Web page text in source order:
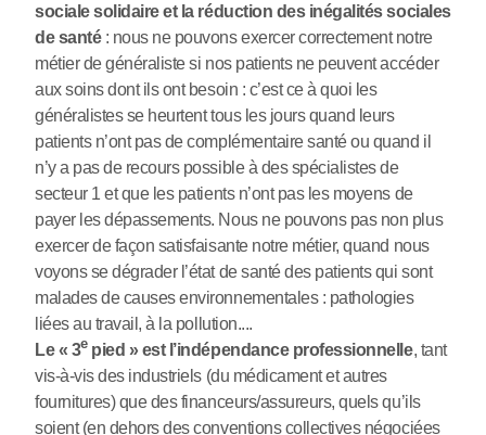
sociale solidaire et la réduction des inégalités sociales
de santé: nous ne pouvons exercer correctement notre
métier de généraliste si nos patients ne peuvent accéder
aux soins dont ils ont besoin : c’est ce à quoi les
généralistes se heurtent tous les jours quand leurs
patients n’ont pas de complémentaire santé ou quand il
n’y a pas de recours possible à des spécialistes de
secteur 1 et que les patients n’ont pas les moyens de
payer les dépassements. Nous ne pouvons pas non plus
exercer de façon satisfaisante notre métier, quand nous
voyons se dégrader l’état de santé des patients qui sont
malades de causes environnementales : pathologies
liées au travail, à la pollution....
Le « 3epied » est l’indépendance professionnelle, tant
vis-à-vis des industriels (du médicament et autres
fournitures) que des financeurs/assureurs, quels qu’ils
soient (en dehors des conventions collectives négociées